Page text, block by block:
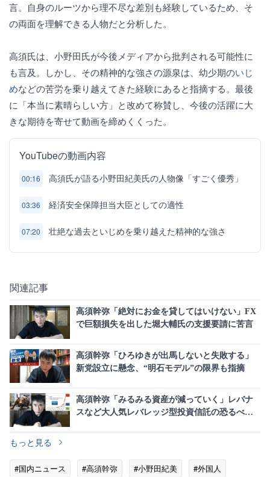
言。自身のルーツから理不尽な差別も経験しているため、そ
の両面を理解できる人物だと分析した。
高須氏は、小野田氏が今後メディアから批判される可能性に
も言及。しかし、その精神的な強さの源泉は、幼少期のいじ
めなどの苦労を乗り越えてきた経験にあると指摘する。最後
に「本当に素晴らしい方」と改めて称賛し、今後の活躍に大
きな期待を寄せて動画を締めくくった。
YouTubeの動画内容
00:16 高須氏が語る小野田紀美氏の人物像「すごく優秀」
03:36 経済安全保障担当大臣としての適性
07:20 壮絶な過去といじめを乗り越えた精神的な強さ
関連記事
高須幹弥「絶対にお金を貸してはいけない」FX
で巨額損失を出した堀大輔氏の支援要請に苦言
高須幹弥「ひろゆきが出馬しないと失敗する」
新党設立に懸念、“明石モデル”の限界も指摘
高須幹弥「みるみる資産が減っていく」レバナ
スなど大人気レバレッジ型投資信託の恐るべき
もっと見る
#国内ニュース #高須幹弥 #小野田紀美
#外国人